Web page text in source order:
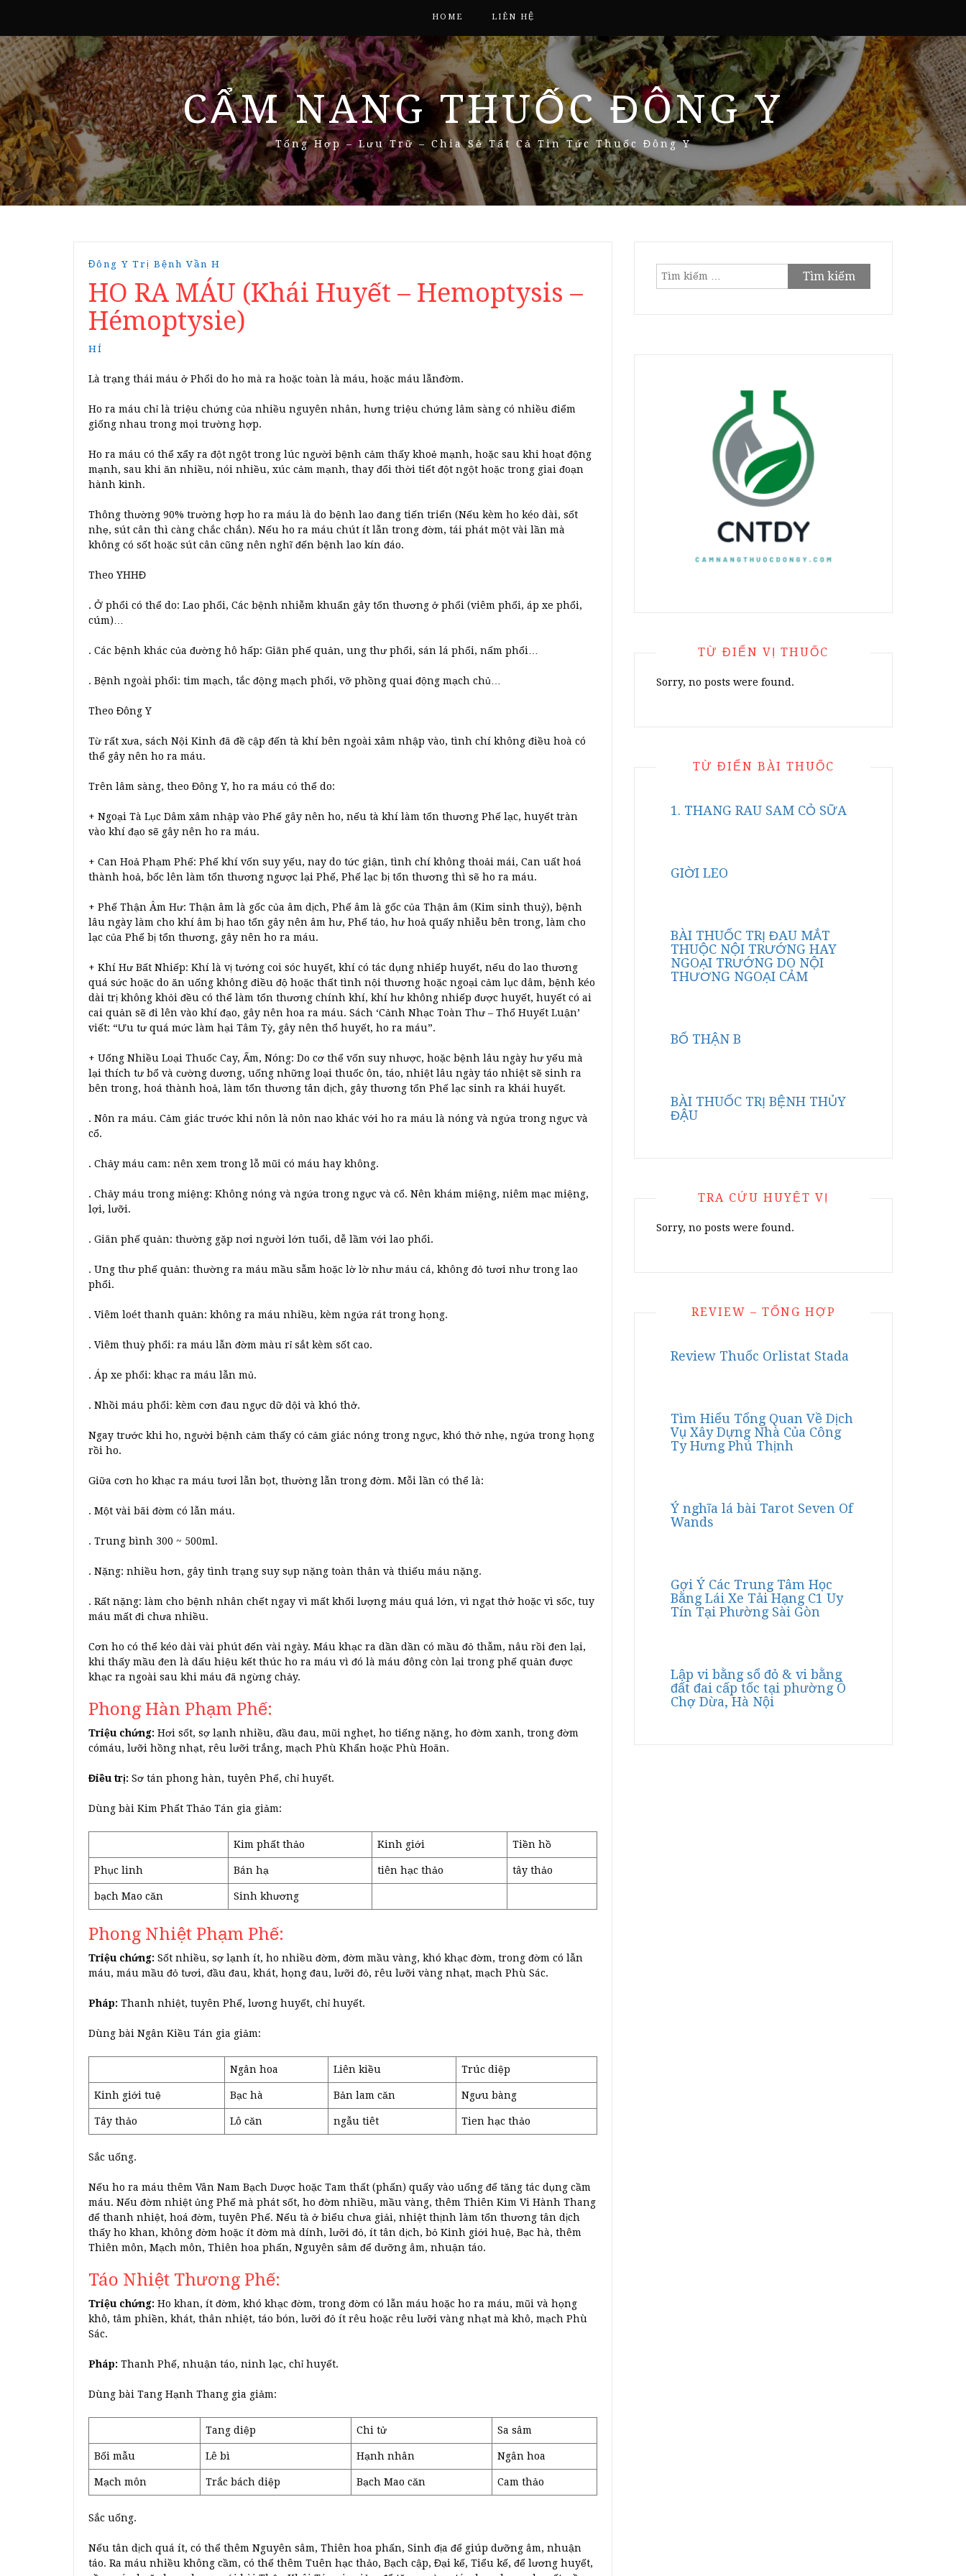
HOME LIÊN HỆ
CẨM NANG THUỐC ĐÔNG Y
Tổng Hợp – Lưu Trữ – Chia Sẻ Tất Cả Tin Tức Thuốc Đông Y
Đông Y Trị Bệnh Vần H
HO RA MÁU (Khái Huyết – Hemoptysis –
Hémoptysie)
HÍ
Là trạng thái máu ở Phổi do ho mà ra hoặc toàn là máu, hoặc máu lẫnđờm.
Ho ra máu chỉ là triệu chứng của nhiều nguyên nhân, hưng triệu chứng lâm sàng có nhiều điểm
giống nhau trong mọi trường hợp.
Ho ra máu có thể xẩy ra đột ngột trong lúc người bệnh cảm thấy khoẻ mạnh, hoặc sau khi hoạt động
mạnh, sau khi ăn nhiều, nói nhiều, xúc cảm mạnh, thay đổi thời tiết đột ngột hoặc trong giai đoạn
hành kinh.
Thông thường 90% trường hợp ho ra máu là do bệnh lao đang tiến triển (Nếu kèm ho kéo dài, sốt
nhẹ, sút cân thì càng chắc chắn). Nếu ho ra máu chút ít lẫn trong đờm, tái phát một vài lần mà
không có sốt hoặc sút cân cũng nên nghĩ đến bệnh lao kín đáo.
Theo YHHĐ
. Ở phổi có thể do: Lao phổi, Các bệnh nhiễm khuẩn gây tổn thương ở phổi (viêm phổi, áp xe phổi,
cúm)…
. Các bệnh khác của đường hô hấp: Giãn phế quản, ung thư phổi, sán lá phổi, nấm phổi…
. Bệnh ngoài phổi: tim mạch, tắc động mạch phổi, vỡ phồng quai động mạch chủ…
Theo Đông Y
Từ rất xưa, sách Nội Kinh đã đề cập đến tà khí bên ngoài xâm nhập vào, tình chí không điều hoà có
thể gây nên ho ra máu.
Trên lâm sàng, theo Đông Y, ho ra máu có thể do:
+ Ngoại Tà Lục Dâm xâm nhập vào Phế gây nên ho, nếu tà khí làm tổn thương Phế lạc, huyết tràn
vào khí đạo sẽ gây nên ho ra máu.
+ Can Hoả Phạm Phế: Phế khí vốn suy yếu, nay do tức giận, tình chí không thoải mái, Can uất hoá
thành hoả, bốc lên làm tổn thương ngược lại Phế, Phế lạc bị tổn thương thì sẽ ho ra máu.
+ Phế Thận Âm Hư: Thận âm là gốc của âm dịch, Phế âm là gốc của Thận âm (Kim sinh thuỷ), bệnh
lâu ngày làm cho khí âm bị hao tổn gây nên âm hư, Phế táo, hư hoả quấy nhiễu bên trong, làm cho
lạc của Phế bị tổn thương, gây nên ho ra máu.
+ Khí Hư Bất Nhiếp: Khí là vị tướng coi sóc huyết, khí có tác dụng nhiếp huyết, nếu do lao thương
quá sức hoặc do ăn uống không điều độ hoặc thất tình nội thương hoặc ngoại cảm lục dâm, bệnh kéo
dài trị không khỏi đều có thể làm tổn thương chính khí, khí hư không nhiếp được huyết, huyết có ai
cai quản sẽ đi lên vào khí đạo, gây nên hoa ra máu. Sách ‘Cảnh Nhạc Toàn Thư – Thổ Huyết Luận’
viết: “Ưu tư quá mức làm hại Tâm Tỳ, gây nên thổ huyết, ho ra máu”.
+ Uống Nhiều Loại Thuốc Cay, Ấm, Nóng: Do cơ thể vốn suy nhược, hoặc bệnh lâu ngày hư yếu mà
lại thích tư bổ và cường dương, uống những loại thuốc ôn, táo, nhiệt lâu ngày táo nhiệt sẽ sinh ra
bên trong, hoá thành hoả, làm tổn thương tân dịch, gây thương tổn Phế lạc sinh ra khái huyết.
. Nôn ra máu. Cảm giác trước khi nôn là nôn nao khác với ho ra máu là nóng và ngứa trong ngực và
cổ.
. Chảy máu cam: nên xem trong lỗ mũi có máu hay không.
. Chảy máu trong miệng: Không nóng và ngứa trong ngực và cổ. Nên khám miệng, niêm mạc miệng,
lợi, lưỡi.
. Giãn phế quản: thường gặp nơi người lớn tuổi, dễ lầm với lao phổi.
. Ung thư phế quản: thường ra máu mầu sẫm hoặc lờ lờ như máu cá, không đỏ tươi như trong lao
phổi.
. Viêm loét thanh quản: không ra máu nhiều, kèm ngứa rát trong họng.
. Viêm thuỳ phổi: ra máu lẫn đờm màu rỉ sắt kèm sốt cao.
. Áp xe phổi: khạc ra máu lẫn mủ.
. Nhồi máu phổi: kèm cơn đau ngực dữ dội và khó thở.
Ngay trước khi ho, người bệnh cảm thấy có cảm giác nóng trong ngực, khó thở nhẹ, ngứa trong họng
rồi ho.
Giữa cơn ho khạc ra máu tươi lẫn bọt, thường lẫn trong đờm. Mỗi lần có thể là:
. Một vài bãi đờm có lẫn máu.
. Trung bình 300 ~ 500ml.
. Nặng: nhiều hơn, gây tình trạng suy sụp nặng toàn thân và thiếu máu nặng.
. Rất nặng: làm cho bệnh nhân chết ngay vì mất khối lượng máu quá lớn, vì ngạt thở hoặc vì sốc, tuy
máu mất đi chưa nhiều.
Cơn ho có thể kéo dài vài phút đến vài ngày. Máu khạc ra dần dần có mầu đỏ thẫm, nâu rồi đen lại,
khi thấy mầu đen là dấu hiệu kết thúc ho ra máu vì đó là máu đông còn lại trong phế quản được
khạc ra ngoài sau khi máu đã ngừng chảy.
Phong Hàn Phạm Phế:
Triệu chứng: Hơi sốt, sợ lạnh nhiều, đầu đau, mũi nghẹt, ho tiếng nặng, ho đờm xanh, trong đờm
cómáu, lưỡi hồng nhạt, rêu lưỡi trắng, mạch Phù Khẩn hoặc Phù Hoãn.
Điều trị: Sơ tán phong hàn, tuyên Phế, chỉ huyết.
Dùng bài Kim Phất Thảo Tán gia giảm:
Kim phất thảo Kinh giới Tiền hồ
Phục linh Bán hạ tiên hạc thảo tây thảo
bạch Mao căn Sinh khương
Phong Nhiệt Phạm Phế:
Triệu chứng: Sốt nhiều, sợ lạnh ít, ho nhiều đờm, đờm mầu vàng, khó khạc đờm, trong đờm có lẫn
máu, máu mầu đỏ tươi, đầu đau, khát, họng đau, lưỡi đỏ, rêu lưỡi vàng nhạt, mạch Phù Sác.
Pháp: Thanh nhiệt, tuyên Phế, lương huyết, chỉ huyết.
Dùng bài Ngân Kiều Tán gia giảm:
Ngân hoa Liên kiều Trúc diệp
Kinh giới tuệ Bạc hà Bản lam căn Ngưu bàng
Tây thảo Lô căn ngẫu tiêt Tien hạc thảo
Sắc uống.
Nếu ho ra máu thêm Vân Nam Bạch Dược hoặc Tam thất (phấn) quấy vào uống để tăng tác dụng cầm
máu. Nếu đờm nhiệt ủng Phế mà phát sốt, ho đờm nhiều, mầu vàng, thêm Thiên Kim Vi Hành Thang
để thanh nhiệt, hoá đờm, tuyên Phế. Nếu tà ở biểu chưa giải, nhiệt thịnh làm tổn thương tân dịch
thấy ho khan, không đờm hoặc ít đờm mà dính, lưỡi đỏ, ít tân dịch, bỏ Kinh giới huệ, Bạc hà, thêm
Thiên môn, Mạch môn, Thiên hoa phấn, Nguyên sâm để dưỡng âm, nhuận táo.
Táo Nhiệt Thương Phế:
Triệu chứng: Ho khan, ít đờm, khó khạc đờm, trong đờm có lẫn máu hoặc ho ra máu, mũi và họng
khô, tâm phiền, khát, thân nhiệt, táo bón, lưỡi đỏ ít rêu hoặc rêu lưỡi vàng nhạt mà khô, mạch Phù
Sác.
Pháp: Thanh Phế, nhuận táo, ninh lạc, chỉ huyết.
Dùng bài Tang Hạnh Thang gia giảm:
Tang diệp Chi tử Sa sâm
Bối mẫu Lê bì Hạnh nhân Ngân hoa
Mạch môn Trắc bách diệp Bạch Mao căn Cam thảo
Sắc uống.
Nếu tân dịch quá ít, có thể thêm Nguyên sâm, Thiên hoa phấn, Sinh địa để giúp dưỡng âm, nhuận
táo. Ra máu nhiều không cầm, có thể thêm Tuên hạc thảo, Bạch cập, Đại kế, Tiểu kế, để lương huyết,
Tìm
TỪ ĐIỂN VỊ THUỐC
Sorry, no posts were found.
TỪ ĐIỂN BÀI THUỐC
1. THANG RAU SAM CỎ SỮA
GIỜI LEO
BÀI THUỐC TRỊ ĐAU MẮT
THUỘC NỘI TRƯỚNG HAY
NGOẠI TRƯỚNG DO NỘI
THƯƠNG NGOẠI CẢM
BỔ THẬN B
BÀI THUỐC TRỊ BỆNH THỦY
ĐẬU
TRA CỨU HUYỆT VỊ
Sorry, no posts were found.
REVIEW – TỔNG HỢP
Review Thuốc Orlistat Stada
Tìm Hiểu Tổng Quan Về Dịch
Vụ Xây Dựng Nhà Của Công
Ty Hưng Phú Thịnh
Ý nghĩa lá bài Tarot Seven Of
Wands
Gợi Ý Các Trung Tâm Học
Bằng Lái Xe Tải Hạng C1 Uy
Tín Tại Phường Sài Gòn
Lập vi bằng sổ đỏ & vi bằng
đất đai cấp tốc tại phường Ô
Chợ Dừa, Hà Nội